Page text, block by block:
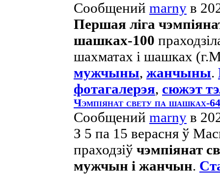
Сообщений marny в
Першая ліга
шашках-100
шахматах і шашках
мужчыны, жанчыны.
фотагалерэя, сюжэт
Чэмпіянат свету па шашках-64
Сообщений marny в
З 5 па 15 верасня ў
праходзіў чэмпіянат
мужчын і жанчын.